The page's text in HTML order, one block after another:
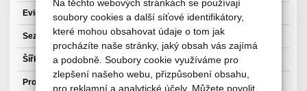
Na těchto webových stránkách se používají
soubory cookies a další síťové identifikátory,
které mohou obsahovat údaje o tom jak
procházíte naše stránky, jaký obsah vás zajímá
a podobně. Soubory cookie využíváme pro
zlepšení našeho webu, přizpůsobení obsahu,
pro reklamní a analytické účely. Můžete povolit,
Evidenční číslo:
Sezóna Letní pneu
Šířka 195 mm
Profil 65 mm